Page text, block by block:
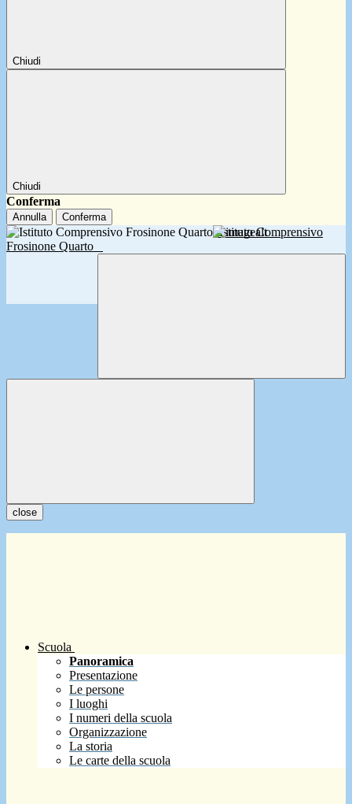
Chiudi
Chiudi
Conferma
Annulla Conferma
Istituto Comprensivo
Frosinone Quarto
close
Scuola
Panoramica
Presentazione
Le persone
I luoghi
I numeri della scuola
Organizzazione
La storia
Le carte della scuola